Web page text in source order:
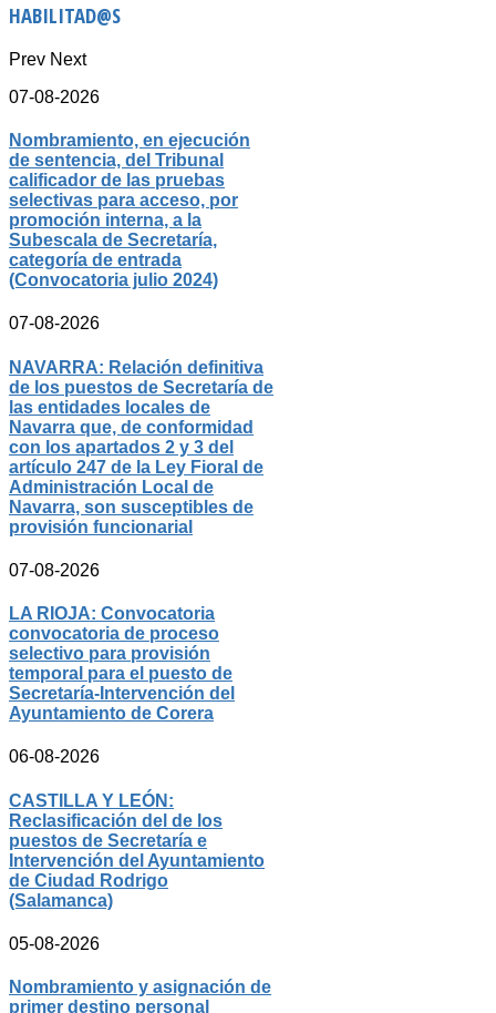
HABILITAD@S
Prev Next
07-08-2026
Nombramiento, en ejecución
de sentencia, del Tribunal
calificador de las pruebas
selectivas para acceso, por
promoción interna, a la
Subescala de Secretaría,
categoría de entrada
(Convocatoria julio 2024)
07-08-2026
NAVARRA: Relación definitiva
de los puestos de Secretaría de
las entidades locales de
Navarra que, de conformidad
con los apartados 2 y 3 del
artículo 247 de la Ley Fioral de
Administración Local de
Navarra, son susceptibles de
provisión funcionarial
07-08-2026
LA RIOJA: Convocatoria
convocatoria de proceso
selectivo para provisión
temporal para el puesto de
Secretaría-Intervención del
Ayuntamiento de Corera
06-08-2026
CASTILLA Y LEÓN:
Reclasificación del de los
puestos de Secretaría e
Intervención del Ayuntamiento
de Ciudad Rodrigo
(Salamanca)
05-08-2026
Nombramiento y asignación de
primer destino personal